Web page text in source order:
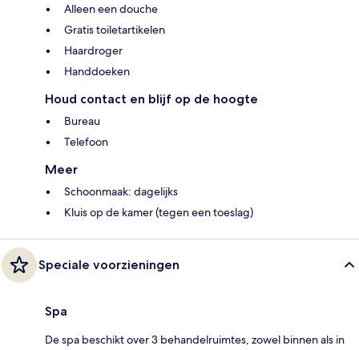
Alleen een douche
Gratis toiletartikelen
Haardroger
Handdoeken
Houd contact en blijf op de hoogte
Bureau
Telefoon
Meer
Schoonmaak: dagelijks
Kluis op de kamer (tegen een toeslag)
Speciale voorzieningen
Spa
De spa beschikt over 3 behandelruimtes, zowel binnen als in